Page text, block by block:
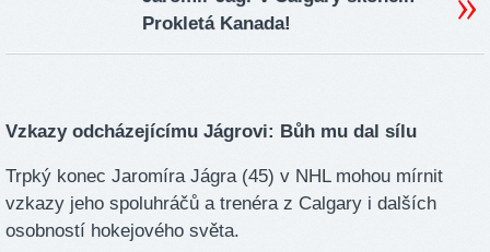
Prokletá Kanada!
Vzkazy odcházejícímu Jágrovi: Bůh mu dal sílu
Trpký konec Jaromíra Jágra (45) v NHL mohou mírnit
vzkazy jeho spoluhráčů a trenéra z Calgary i dalších
osobností hokejového světa.